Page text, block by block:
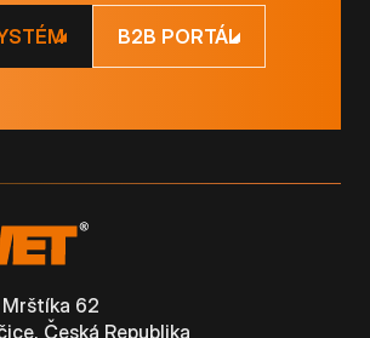
B2B PORTÁL
62
Česká Republika